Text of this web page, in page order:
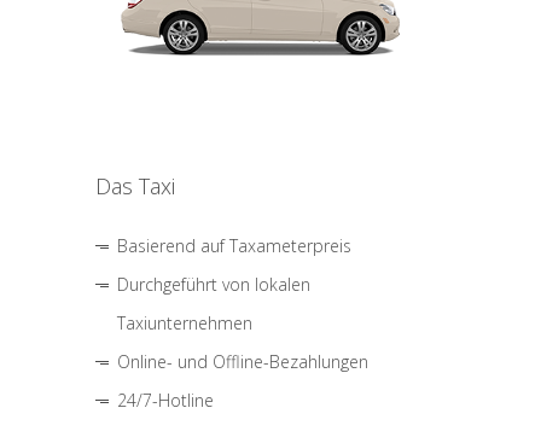
Das Taxi
Basierend auf Taxameterpreis
Durchgeführt von lokalen
Taxiunternehmen
Online- und Offline-Bezahlungen
24/7-Hotline